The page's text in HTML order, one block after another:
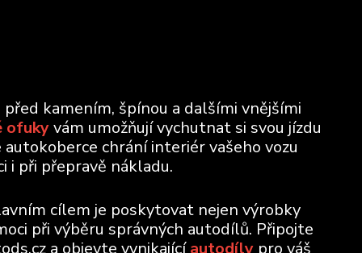
kamením, špínou a dalšími vnějšími
ofukyvám umožňují vychutnat si svou jízdu
chrání interiér vašeho vozu
i při přepravě nákladu.
cílem je poskytovat nejen výrobky
při výběru správných autodílů. Připojte
a objevte vynikajícíautodíly pro váš